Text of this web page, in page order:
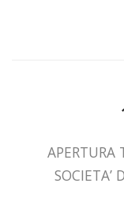
APERTURA
SOCIETA’